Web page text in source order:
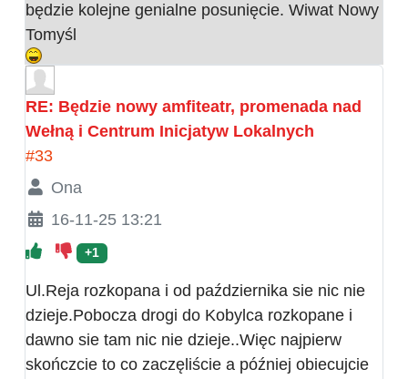
będzie kolejne genialne posunięcie. Wiwat Nowy
Tomyśl
RE: Będzie nowy amfiteatr, promenada nad
Wełną i Centrum Inicjatyw Lokalnych
#33
Ona
16-11-25 13:21
+1
Ul.Reja rozkopana i od października sie nic nie
dzieje.Pobocza drogi do Kobylca rozkopane i
dawno sie tam nic nie dzieje..Więc najpierw
skończcie to co zaczęliście a później obiecujcie